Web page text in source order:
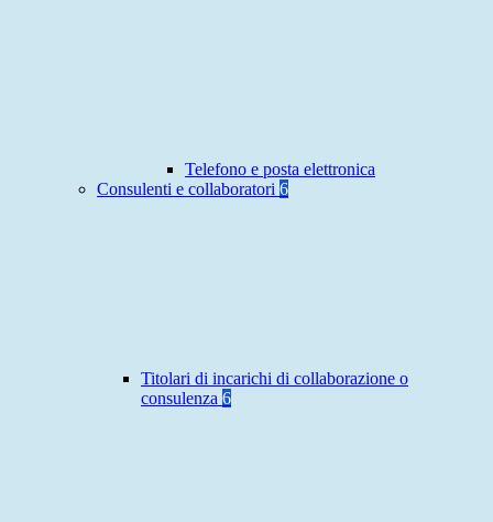
Telefono e posta elettronica
Consulenti e collaboratori 6
Titolari di incarichi di collaborazione o
consulenza 6